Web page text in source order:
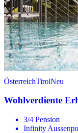
ÖsterreichTirolNeu
Wohlverdiente
3/4 Pension
Infinity